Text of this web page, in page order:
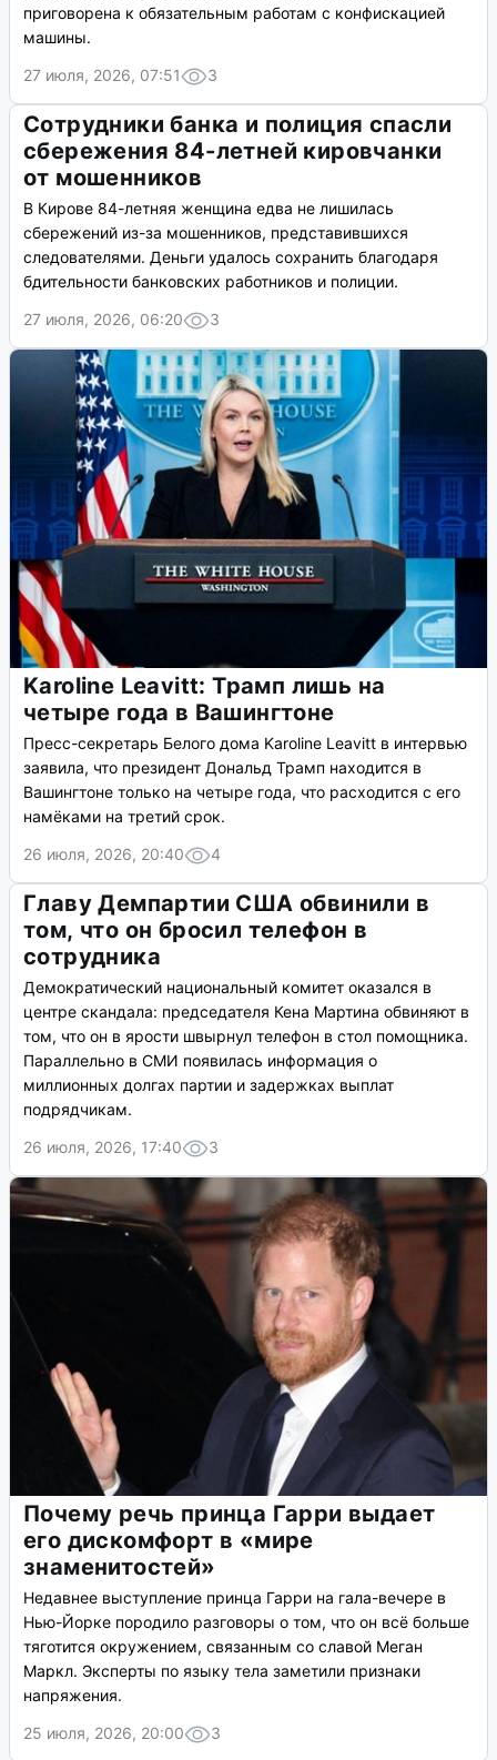
приговорена к обязательным работам с конфискацией
машины.
27 июля, 2026, 07:51
3
Сотрудники банка и полиция спасли
сбережения 84-летней кировчанки
от мошенников
В Кирове 84-летняя женщина едва не лишилась
сбережений из-за мошенников, представившихся
следователями. Деньги удалось сохранить благодаря
бдительности банковских работников и полиции.
27 июля, 2026, 06:20
3
Karoline Leavitt: Трамп лишь на
четыре года в Вашингтоне
Пресс-секретарь Белого дома Karoline Leavitt в интервью
заявила, что президент Дональд Трамп находится в
Вашингтоне только на четыре года, что расходится с его
намёками на третий срок.
26 июля, 2026, 20:40
4
Главу Демпартии США обвинили в
том, что он бросил телефон в
сотрудника
Демократический национальный комитет оказался в
центре скандала: председателя Кена Мартина обвиняют в
том, что он в ярости швырнул телефон в стол помощника.
Параллельно в СМИ появилась информация о
миллионных долгах партии и задержках выплат
подрядчикам.
26 июля, 2026, 17:40
3
Почему речь принца Гарри выдает
его дискомфорт в «мире
знаменитостей»
Недавнее выступление принца Гарри на гала-вечере в
Нью-Йорке породило разговоры о том, что он всё больше
тяготится окружением, связанным со славой Меган
Маркл. Эксперты по языку тела заметили признаки
напряжения.
25 июля, 2026, 20:00
3